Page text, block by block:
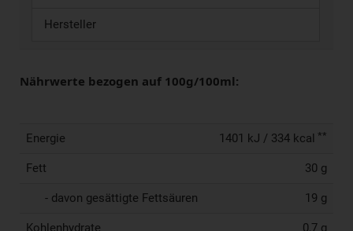
Hersteller
Nährwerte bezogen auf 100g/100ml:
Energie 1401 kJ / 334 kcal **
Fett 30 g
- davon gesättigte Fettsäuren 19 g
Kohlenhydrate 0,7 g